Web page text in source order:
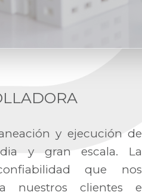
y ejecución de
y gran escala. La
que nos
nuestros clientes e